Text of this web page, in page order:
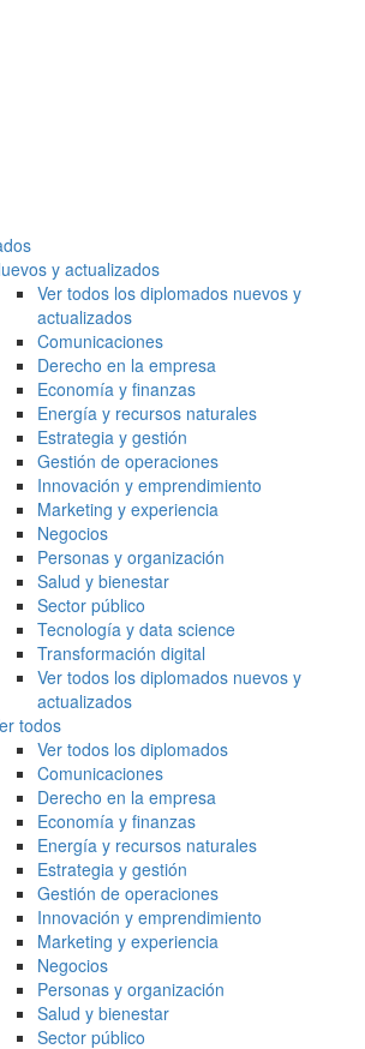
y actualizados
Ver todos los diplomados nuevos y
actualizados
Comunicaciones
Derecho en la empresa
Economía y finanzas
Energía y recursos naturales
Estrategia y gestión
Gestión de operaciones
Innovación y emprendimiento
Marketing y experiencia
Negocios
Personas y organización
Salud y bienestar
Sector público
Tecnología y data science
Transformación digital
Ver todos los diplomados nuevos y
actualizados
todos
Ver todos los diplomados
Comunicaciones
Derecho en la empresa
Economía y finanzas
Energía y recursos naturales
Estrategia y gestión
Gestión de operaciones
Innovación y emprendimiento
Marketing y experiencia
Negocios
Personas y organización
Salud y bienestar
Sector público